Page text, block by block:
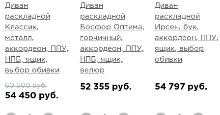
Диван
раскладной
Классик,
металл,
аккордеон, ППУ,
НПБ, ящик,
выбор обивки
60 500 руб.
54 450 руб.
Диван
раскладной
Босфор Оптима,
горчичный,
аккордеон, ППУ,
НПБ, ящик,
велюр
52 355 руб.
Диван
раскладной
Ирсен, бук,
аккордеон, ППУ,
ящик, выбор
обивки
54 797 руб.